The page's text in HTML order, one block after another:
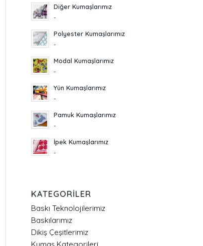
Diğer Kumaşlarımız
-
Polyester Kumaşlarımız
-
Modal Kumaşlarımız
-
Yün Kumaşlarımız
-
Pamuk Kumaşlarımız
-
İpek Kumaşlarımız
-
KATEGORILER
Baskı Teknolojilerimiz
Baskılarımız
Dikiş Çeşitlerimiz